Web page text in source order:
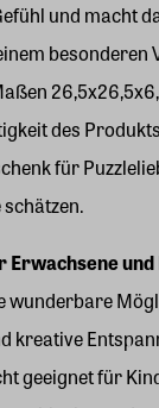
und macht
besonderen
des
für
Erwachsene und
wunderbare
kreative
geeignet für